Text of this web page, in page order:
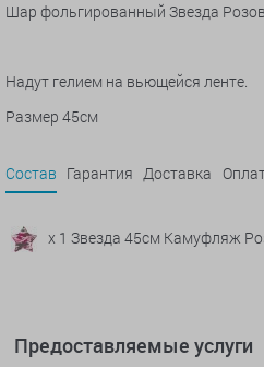
Шар фольгированный Звезда
Надут гелием на вьющейся ленте.
Размер 45см
Состав Гарантия Доставка
x 1 Звезда 45см Камуфляж
Предоставляемые услуги